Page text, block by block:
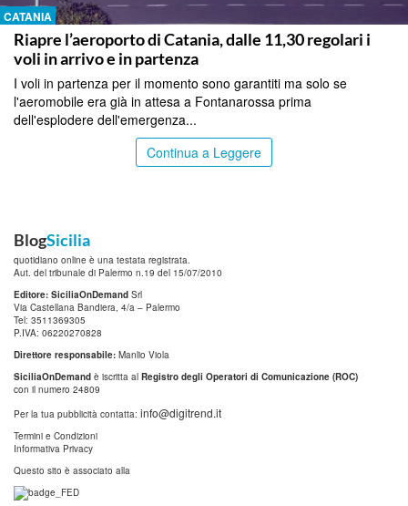
CATANIA
Riapre l’aeroporto di Catania, dalle 11,30 regolari i
voli in arrivo e in partenza
I voli in partenza per il momento sono garantiti ma solo se
l'aeromobile era già in attesa a Fontanarossa prima
dell'esplodere dell'emergenza...
Continua a Leggere
BlogSicilia
quotidiano online è una testata registrata.
Aut. del tribunale di Palermo n.19 del 15/07/2010
Editore: SiciliaOnDemand Srl
Via Castellana Bandiera, 4/a – Palermo
Tel: 3511369305
P.IVA: 06220270828
Direttore responsabile: Manlio Viola
SiciliaOnDemand è iscritta al Registro degli Operatori di Comunicazione (ROC)
con il numero 24809
Per la tua pubblicità contatta: info@digitrend.it
Termini e Condizioni
Informativa Privacy
Questo sito è associato alla